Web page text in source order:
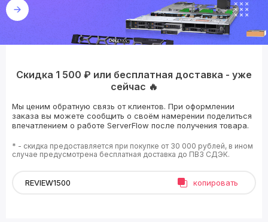
Скидка 1 500 ₽ или бесплатная доставка - уже
сейчас 🔥
Мы ценим обратную связь от клиентов. При оформлении
заказа вы можете сообщить о своём намерении поделиться
впечатлением о работе ServerFlow после получения товара.
* - скидка предоставляется при покупке от 30 000 рублей, в ином
случае предусмотрена бесплатная доставка до ПВЗ СДЭК.
копировать